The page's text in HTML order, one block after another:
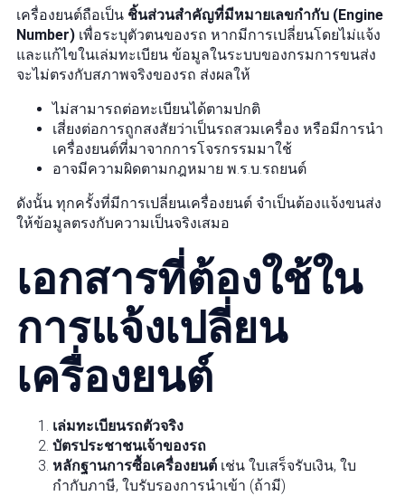
เครื่องยนต์ถือเป็น ชิ้นส่วนสำคัญที่มีหมายเลขกำกับ (Engine
Number) เพื่อระบุตัวตนของรถ หากมีการเปลี่ยนโดยไม่แจ้ง
และแก้ไขในเล่มทะเบียน ข้อมูลในระบบของกรมการขนส่ง
จะไม่ตรงกับสภาพจริงของรถ ส่งผลให้
ไม่สามารถต่อทะเบียนได้ตามปกติ
เสี่ยงต่อการถูกสงสัยว่าเป็นรถสวมเครื่อง หรือมีการนำ
เครื่องยนต์ที่มาจากการโจรกรรมมาใช้
อาจมีความผิดตามกฎหมาย พ.ร.บ.รถยนต์
ดังนั้น ทุกครั้งที่มีการเปลี่ยนเครื่องยนต์ จำเป็นต้องแจ้งขนส่ง
ให้ข้อมูลตรงกับความเป็นจริงเสมอ
เอกสารที่ต้องใช้ใน
การแจ้งเปลี่ยน
เครื่องยนต์
เล่มทะเบียนรถตัวจริง
บัตรประชาชนเจ้าของรถ
หลักฐานการซื้อเครื่องยนต์ เช่น ใบเสร็จรับเงิน, ใบ
กำกับภาษี, ใบรับรองการนำเข้า (ถ้ามี)